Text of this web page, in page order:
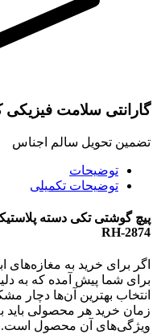
گارانتی سلامت فیزیکی
تضمین تحویل سالم اجناس
توضیحات
توضیحات تکمیلی
RH-2874
اگر برای خرید به مغازه‌های
برای شما پیش آمده که به
انتخاب بهترین آن‌ها دچار
زمان خرید هر محصولی باید
ویژگی‌های آن محصول است.